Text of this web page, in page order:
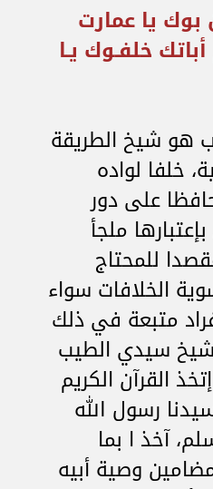
يا عمارت
خلفـوك يـا
هو شيخ الطريقة
خلفا لواده
على دور
ملجأ
للمحتاج
الخلافات سواء
متبعة في ذلك
سيدي الطيب
القرآن الكريم
رسول الله
آخذ ا بما
وصية أبيه